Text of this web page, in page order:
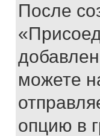
После
можете
опцию в